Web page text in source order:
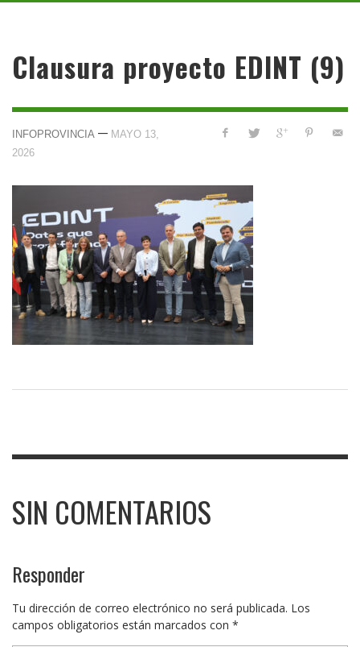
Clausura proyecto EDINT (9)
INFOPROVINCIA — MAYO 13,
2026
SIN COMENTARIOS
Responder
Tu dirección de correo electrónico no será publicada. Los
campos obligatorios están marcados con *